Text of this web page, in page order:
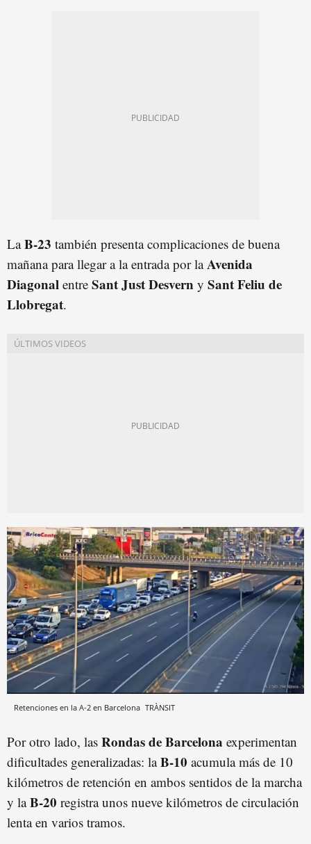
LaB-23 también presenta complicaciones de buena
mañana para llegar a la entrada por laAvenida
Diagonal entre Sant Just Desvern y Sant Feliu de
Llobregat.
Retenciones en la A-2 en Barcelona TRÀNSIT
Por otro lado, las Rondas de Barcelona experimentan
dificultades generalizadas: laB-10 acumula más de 10
kilómetros de retención en ambos sentidos de la marcha
y laB-20 registra unos nueve kilómetros de circulación
lenta en varios tramos.